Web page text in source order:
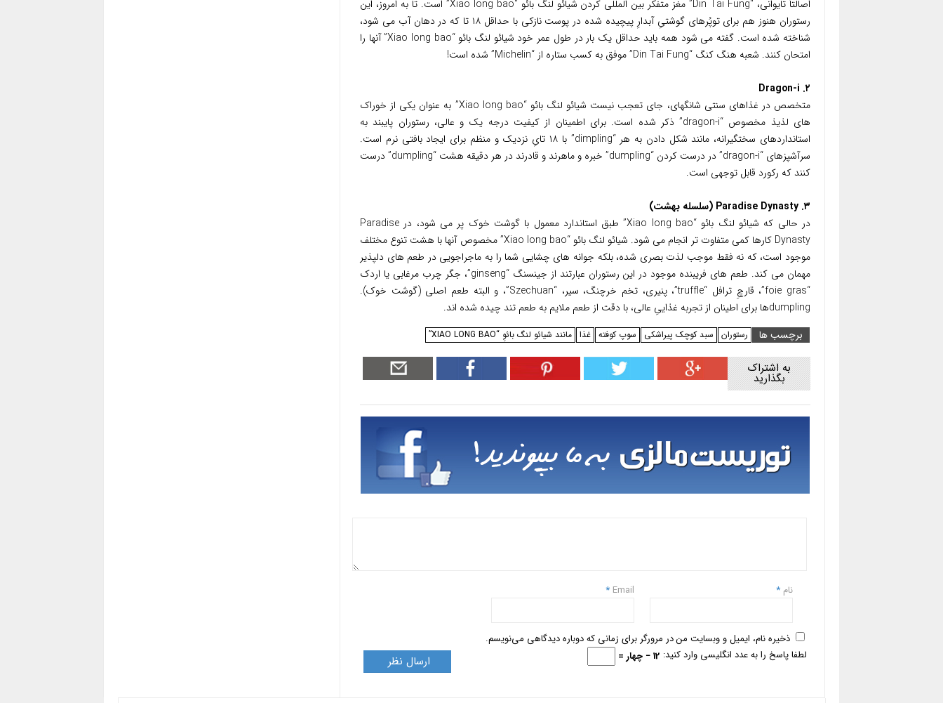
اصالتاً تایوانی، “Din Tai Fung” مغز متفکر بین المللی کردن شیائو لنگ بائو “Xiao long bao” است. تا به امروز، این
رستوران هنوز هم برای توپُرهای گوشتیِ آبدارِ پیچیده شده در پوست نازکی با حداقل ۱۸ تا که در دهان آب می شود،
شناخته شده است. گفته می شود همه باید حداقل یک بار در طول عمر خود شیائو لنگ بائو “Xiao long bao” آنها را
امتحان کنند. شعبه هنگ کنگ “Din Tai Fung” موفق به کسب ستاره از “Michelin” شده است!
۲. Dragon-i
متخصص در غذاهای سنتی شانگهای، جای تعجب نیست شیائو لنگ بائو “Xiao long bao” به عنوان یکی از خوراک
های لذیذ مخصوص “dragon-i” ذکر شده است. برای اطمینان از کیفیت درجه یک و عالی، رستوران پایبند به
استانداردهای سختگیرانه، مانند شکل دادن به هر “dimpling” با ۱۸ تایِ نزدیک و منظم برای ایجاد بافتی نرم است.
سرآشپزهای “dragon-i” در درست کردن “dumpling” خبره و ماهرند و قادرند در هر دقیقه هشت “dumpling” درست
کنند که رکورد قابل توجهی است.
۳. Paradise Dynasty (سلسله بهشت)
در حالی که شیائو لنگ بائو “Xiao long bao” طبق استاندارد معمول با گوشت خوک پر می شود، در Paradise
Dynasty کارها کمی متفاوت تر انجام می شود. شیائو لنگ بائو “Xiao long bao” مخصوص آنها با هشت تنوع مختلف
موجود است، که نه فقط موجب لذت بصری شده، بلکه جوانه های چشایی شما را به ماجراجویی در طعم های دلپذیر
مهمان می کند. طعم های فریبنده موجود در این رستوران عبارتند از جینسنگ “ginseng”، جگر چرب مرغابی یا اردک
“foie gras”، قارچِ ترافل “truffle”، پنیری، تخم خرچنگ، سیر، “Szechuan”، و البته طعم اصلی (گوشت خوک).
dumplingها برای اطینان از تجربه غذاییِ عالی، با دقت از طعم ملایم به طعم تند چیده شده اند.
برچسب ها
رستوران سبد کوچک پیراشکی سوپ کوفته غذا مانند شیائو لنگ بائوِ “XIAO LONG BAO”
به اشتراک
بگذارید
نام *
Email
*
ذخیره نام، ایمیل و وبسایت من در مرورگر برای زمانی که دوباره دیدگاهی می‌نویسم.
لطفا پاسخ را به عدد انگلیسی وارد کنید: 12 − چهار =